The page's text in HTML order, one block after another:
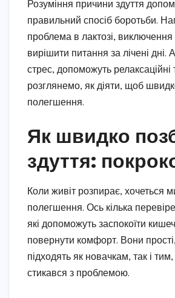
Розуміння причини здуття
правильний спосіб боротьби.
проблема в лактозі,
вирішити питання за лічені дні.
стрес, допоможуть релаксаційні
розглянемо, як діяти, щоб
полегшення.
Як швидко
здуття:
Коли живіт розпирає, хочеться
полегшення. Ось кілька
які допоможуть заспокоїти
повернути комфорт. Вони
підходять як новачкам, так і
стикався з проблемою.